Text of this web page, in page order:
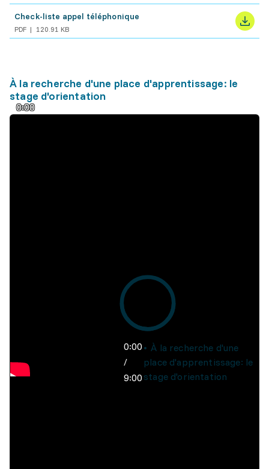
Check-liste appel téléphonique
PDF 120.91 KB
À la recherche d'une place d'apprentissage: le
stage d'orientation
0:00
0:00
/
9:00
À la recherche d'une
place d'apprentissage: le
stage d'orientation